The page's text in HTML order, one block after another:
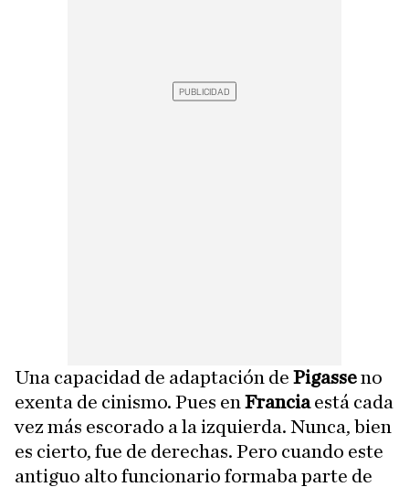
Una capacidad de adaptación de Pigasseno
exenta de cinismo. Pues en Franciaestá cada
vez más escorado a la izquierda. Nunca, bien
es cierto, fue de derechas. Pero cuando este
antiguo alto funcionario formaba parte de